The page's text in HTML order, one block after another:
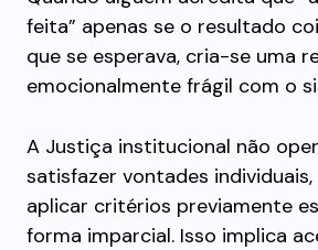
feita” apenas se o resultado
que se esperava, cria-se uma
emocionalmente frágil com o
A Justiça institucional não
satisfazer vontades individuais,
aplicar critérios previamente
forma imparcial. Isso implica